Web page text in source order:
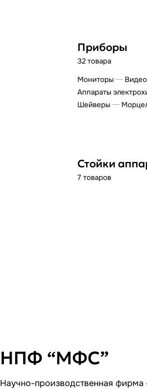
Приборы
32 товара
Мониторы
Аппараты
Шейверы
Стойки
7 товаров
НПФ “МФС”
Научно-производственная